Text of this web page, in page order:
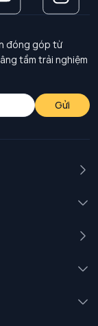
đóng góp từ
tầm trải nghiệm
Gửi